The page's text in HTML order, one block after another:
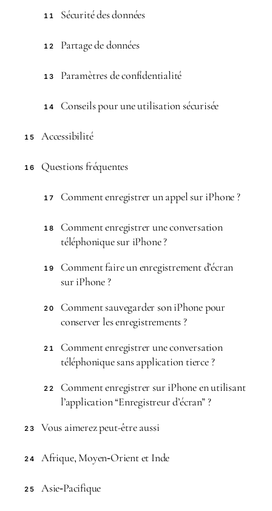
11 Sécurité des données
12 Partage de données
13 Paramètres de confidentialité
14 Conseils pour une utilisation sécurisée
15 Accessibilité
16 Questions fréquentes
17 Comment enregistrer un appel sur iPhone ?
18
Comment enregistrer une conversation
téléphonique sur iPhone ?
19
Comment faire un enregistrement d’écran
sur iPhone ?
20
Comment sauvegarder son iPhone pour
conserver les enregistrements ?
21
Comment enregistrer une conversation
téléphonique sans application tierce ?
22
Comment enregistrer sur iPhone en utilisant
l’application “Enregistreur d’écran” ?
23 Vous aimerez peut-être aussi
24 Afrique, Moyen‑Orient et Inde
25 Asie‑Pacifique